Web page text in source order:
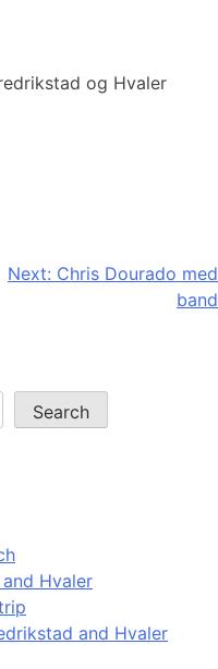
og Hvaler
Next: Chris Dourado med
band
Search
Hvaler
and Hvaler